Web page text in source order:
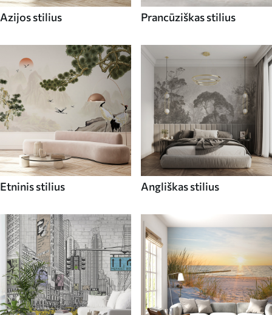
Azijos stilius Prancūziškas stilius
Etninis stilius Angliškas stilius